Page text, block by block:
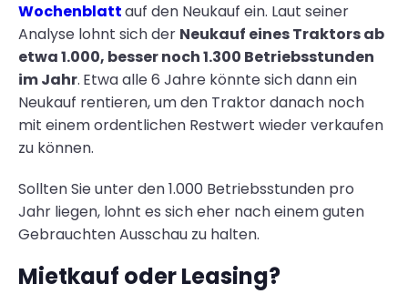
Wochenblattauf den Neukauf ein. Laut seiner
Analyse lohnt sich der Neukauf eines Traktors ab
etwa 1.000, besser noch 1.300 Betriebsstunden
im Jahr. Etwa alle 6 Jahre könnte sich dann ein
Neukauf rentieren, um den Traktor danach noch
mit einem ordentlichen Restwert wieder verkaufen
zu können.
Sollten Sie unter den 1.000 Betriebsstunden pro
Jahr liegen, lohnt es sich eher nach einem guten
Gebrauchten Ausschau zu halten.
Mietkauf oder Leasing?